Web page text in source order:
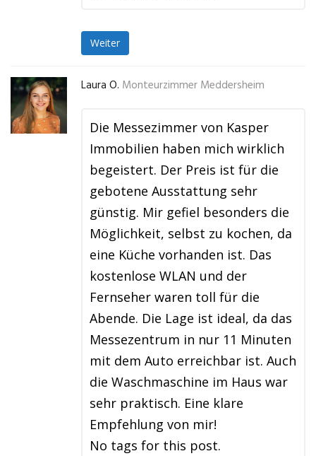
Weiter
Laura O. Monteurzimmer Meddersheim
Die Messezimmer von Kasper
Immobilien haben mich wirklich
begeistert. Der Preis ist für die
gebotene Ausstattung sehr
günstig. Mir gefiel besonders die
Möglichkeit, selbst zu kochen, da
eine Küche vorhanden ist. Das
kostenlose WLAN und der
Fernseher waren toll für die
Abende. Die Lage ist ideal, da das
Messezentrum in nur 11 Minuten
mit dem Auto erreichbar ist. Auch
die Waschmaschine im Haus war
sehr praktisch. Eine klare
Empfehlung von mir!
No tags for this post.